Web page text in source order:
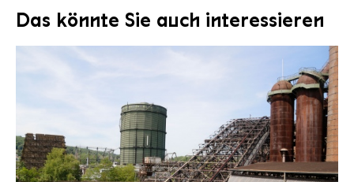
Das könnte Sie auch interessieren